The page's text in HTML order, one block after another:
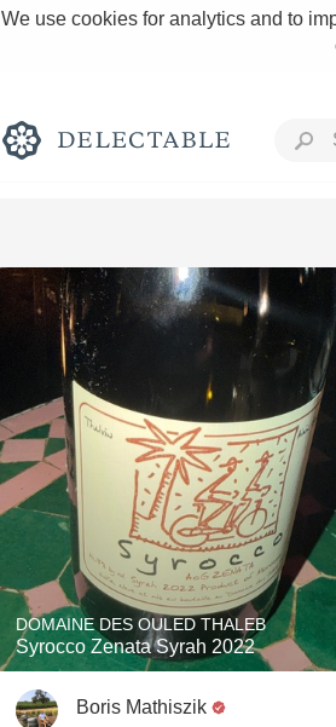
We use cookies for analytics and to
Rich and Bold
Classic Napa
Tawny Port
1982 Bordeaux
Oaky
QPR
Buttery
DOMAINE DES OULED THALEB
Syrocco Zenata Syrah 2022
Boris Mathiszik